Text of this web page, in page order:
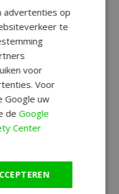
advertenties op
te
voor
Voor
Google uw
deGoogle
Center